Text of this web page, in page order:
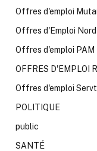
Offres d'emploi
Offres d'Emploi
Offres d'emploi PAM
OFFRES D'EMPLOI
Offres d'emploi
POLITIQUE
public
SANTÉ